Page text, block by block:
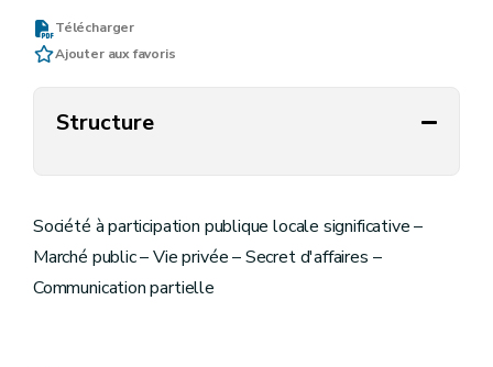
Télécharger
Ajouter aux favoris
Structure
Société à participation publique locale significative –
Marché public – Vie privée – Secret d'affaires –
Communication partielle